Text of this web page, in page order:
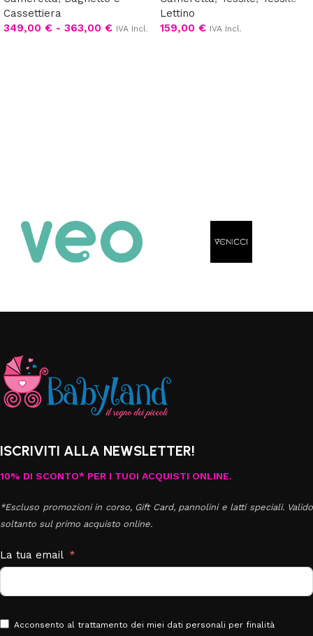
Cassettiera
349,00 € - 363,00 € IVA Incl.
Lettino
159,00 € IVA Incl.
ISCRIVITI ALLA NEWSLETTER!
10% DI SCONTO* PER I TUOI ACQUISTI ONLINE.
*Escluso promozioni in corso, Gift Card, pannolini e latti speciali. Valido
soltanto sul primo acquisto online.
La tua email
Acconsento al trattamento dei miei dati personali per finalità